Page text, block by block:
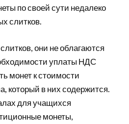
по своей сути недалеко
слитков.
они не облагаются
уплаты НДС
монет к стоимости
который в них содержится.
для учащихся
монеты,